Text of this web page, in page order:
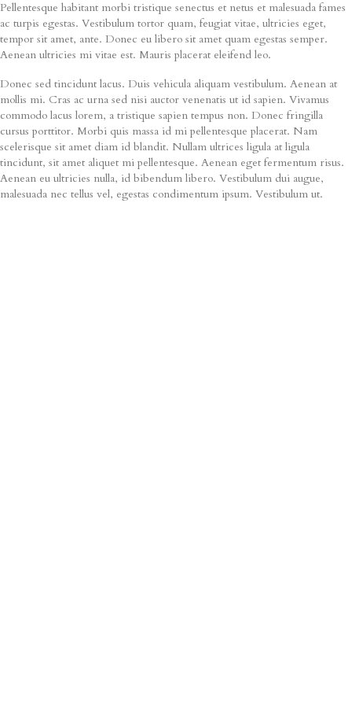
Pellentesque habitant morbi tristique senectus et netus et malesuada fames
ac turpis egestas. Vestibulum tortor quam, feugiat vitae, ultricies eget,
tempor sit amet, ante. Donec eu libero sit amet quam egestas semper.
Aenean ultricies mi vitae est. Mauris placerat eleifend leo.
Donec sed tincidunt lacus. Duis vehicula aliquam vestibulum. Aenean at
mollis mi. Cras ac urna sed nisi auctor venenatis ut id sapien. Vivamus
commodo lacus lorem, a tristique sapien tempus non. Donec fringilla
cursus porttitor. Morbi quis massa id mi pellentesque placerat. Nam
scelerisque sit amet diam id blandit. Nullam ultrices ligula at ligula
tincidunt, sit amet aliquet mi pellentesque. Aenean eget fermentum risus.
Aenean eu ultricies nulla, id bibendum libero. Vestibulum dui augue,
malesuada nec tellus vel, egestas condimentum ipsum. Vestibulum ut.